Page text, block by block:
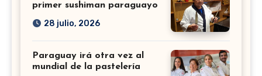
primer sushiman paraguayo
28 julio, 2026
Paraguay irá otra vez al
mundial de la pastelería